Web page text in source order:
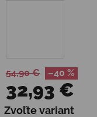
54,90 € –40 %
32,93 €
Jednotková cena:
Zvoľte variant